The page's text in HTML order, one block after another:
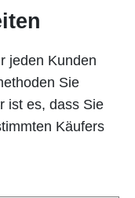
jeden Kunden
Sie
ist es, dass Sie
Käufers